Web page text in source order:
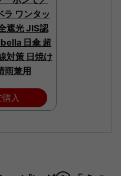
ラ ワンタッ
遮光 JIS認
日傘 超
対策 日焼け
雨兼用
購入